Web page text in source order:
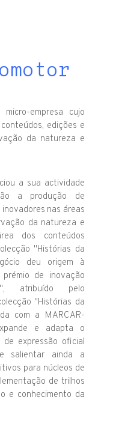
empresa cujo
edições e
da natureza e
a sua actividade
a produção de
nas áreas
da natureza e
dos conteúdos
"Histórias da
deu origem à
de inovação
atribuído pelo
"Histórias da
com a MARCAR-
e adapta o
expressão oficial
salientar ainda a
para núcleos de
de trilhos
e conhecimento da